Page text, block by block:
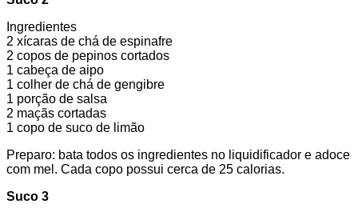
Ingredientes
2 xícaras de chá de espinafre
2 copos de pepinos cortados
1 cabeça de aipo
1 colher de chá de gengibre
1 porção de salsa
2 maçãs cortadas
1 copo de suco de limão
Preparo: bata todos os ingredientes no liquidificador e adoce
com mel. Cada copo possui cerca de 25 calorias.
Suco 3